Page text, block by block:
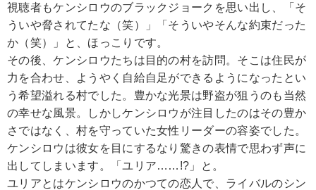
視聴者もケンシロウのブラックジョークを思い出し、「そ
ういや脅されてたな（笑）」「そういやそんな約束だった
か（笑）」と、ほっこりです。
その後、ケンシロウたちは目的の村を訪問。そこは住民が
力を合わせ、ようやく自給自足ができるようになったとい
う希望溢れる村でした。豊かな光景は野盗が狙うのも当然
の幸せな風景。しかしケンシロウが注目したのはその豊か
さではなく、村を守っていた女性リーダーの容姿でした。
ケンシロウは彼女を目にするなり驚きの表情で思わず声に
出してしまいます。「ユリア……!?」と。
ユリアとはケンシロウのかつての恋人で、ライバルのシン